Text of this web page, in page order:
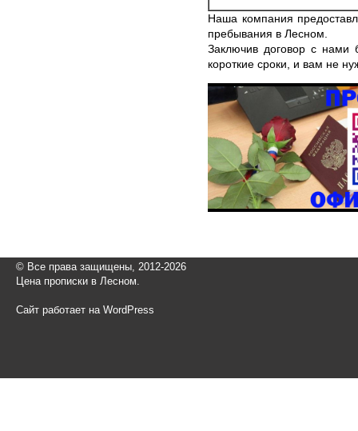
Наша компания
пребывания в Лесном.
Заключив договор с нами
короткие сроки, и вам не
© Все права защищены, 2012-2026
Цена прописки в Лесном.
Сайт работает на WordPress